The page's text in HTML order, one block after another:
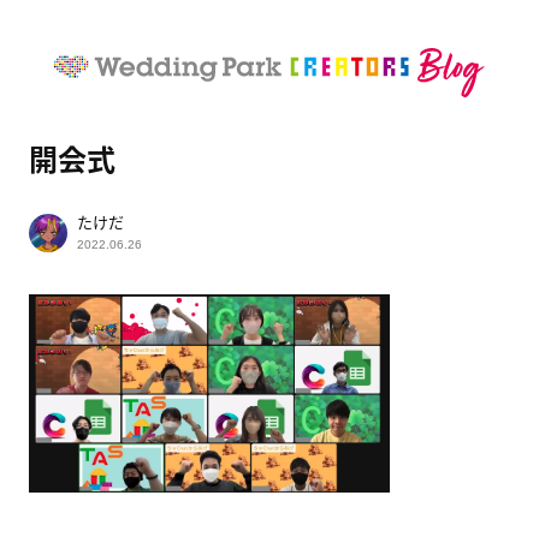
開会式
たけだ
2022.06.26